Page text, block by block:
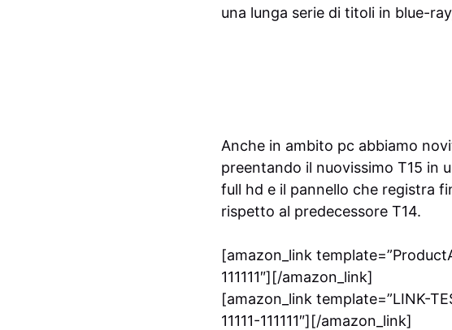
una lunga serie di titoli in blue-
Anche in ambito pc abbiamo
preentando il nuovissimo T15 in
full hd e il pannello che registra
rispetto al predecessore T14.
[amazon_link
111111″][/amazon_link]
[amazon_link template=”LINK-
11111-111111″][/amazon_link]